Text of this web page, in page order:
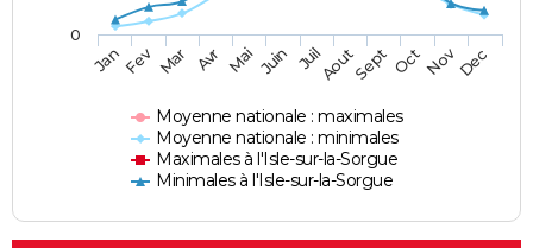
Moyenne nationale : maximales
Moyenne nationale : minimales
Maximales à l'Isle-sur-la-Sorgue
Minimales à l'Isle-sur-la-Sorgue
JanFev Mar Avr Mai Juin JuilAoutSept OctNovDec
0